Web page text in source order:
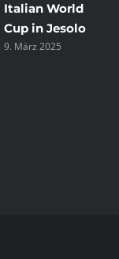
Italian World
Cup in Jesolo
9. März 2025